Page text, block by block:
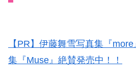
【PR】伊藤舞雪写真集『more
集『Muse』絶賛発売中！！